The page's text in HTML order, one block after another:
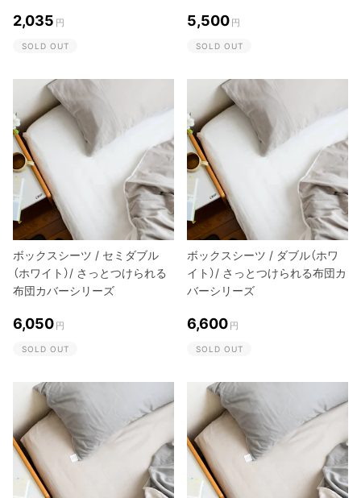
2,035 円
SOLD OUT
5,500 円
SOLD OUT
ボックスシーツ / セミダブル
（ホワイト）/ さっとつけられる
布団カバーシリーズ
6,050 円
SOLD OUT
ボックスシーツ / ダブル（ホワ
イト）/ さっとつけられる布団カ
バーシリーズ
6,600 円
SOLD OUT